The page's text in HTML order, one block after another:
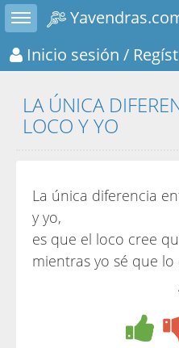
Toggle sidebar
Inicio sesión /
LA ÚNICA
LOCO Y YO
La única diferencia
y yo,
es que el loco cree
mientras yo sé que lo